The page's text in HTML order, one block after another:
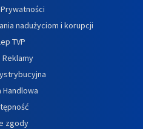
nadużyciom i korupcji
TVP
Reklamy
zgody